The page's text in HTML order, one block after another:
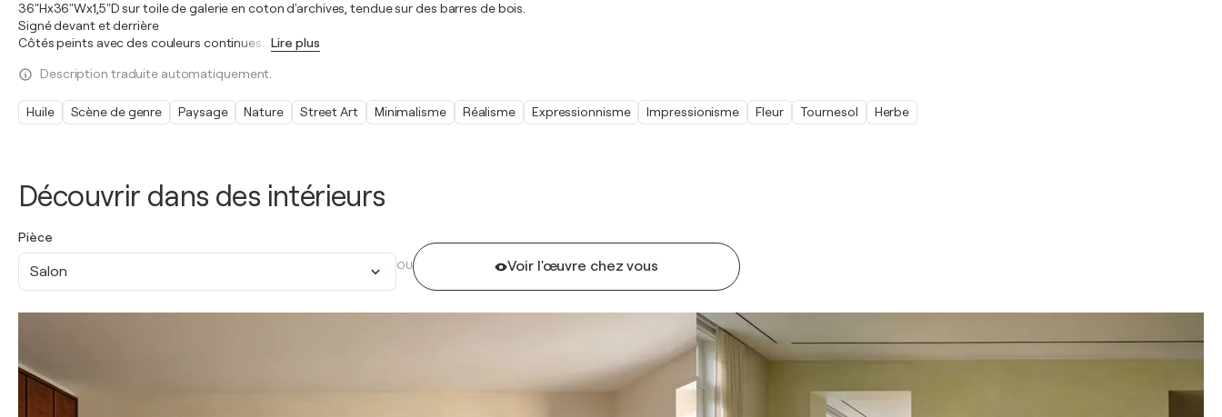
Découvrir dans des intérieurs
Pièce
Salon OU Voir l'œuvre chez vous
36"Hx36"Wx1,5"D sur toile de galerie en coton d'archives, tendue sur des barres de bois.
Signé devant et derrière
Côtés peints avec des couleurs continues
Lire plus
Description traduite automatiquement.
Huile Scène de genre Paysage Nature Street Art Minimalisme Réalisme Expressionnisme Impressionisme Fleur Tournesol Herbe